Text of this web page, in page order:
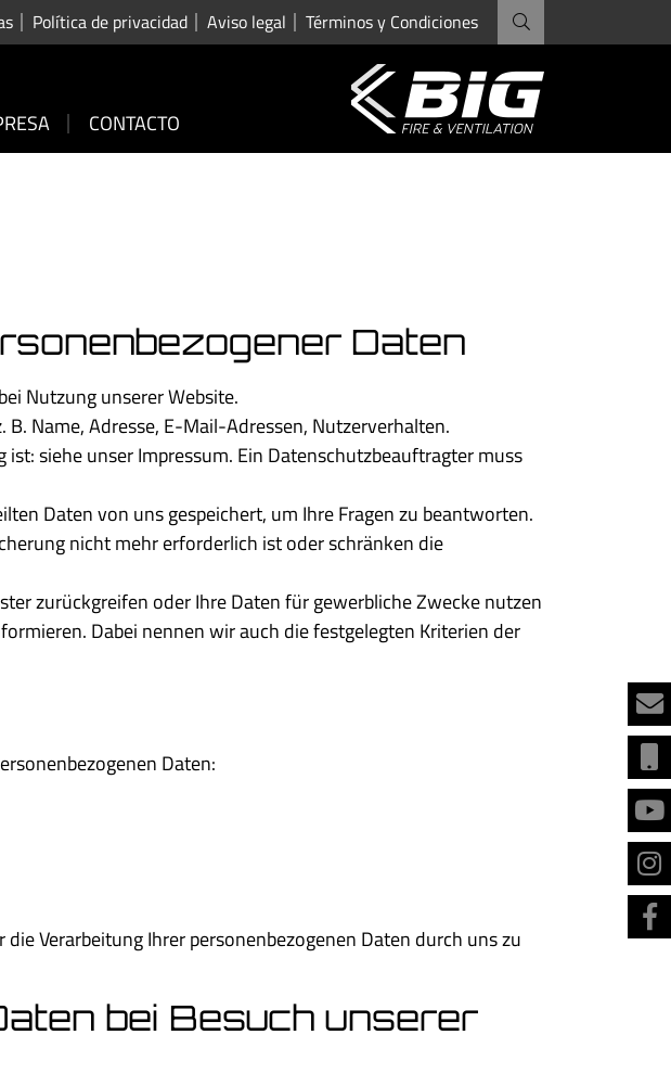
Política de privacidad Aviso legal Términos y Condiciones
CONTACTO
Daten
Nutzung unserer Website.
Name, Adresse, E-Mail-Adressen, Nutzerverhalten.
siehe unser Impressum. Ein Datenschutzbeauftragter muss
Daten von uns gespeichert, um Ihre Fragen zu beantworten.
nicht mehr erforderlich ist oder schränken die
zurückgreifen oder Ihre Daten für gewerbliche Zwecke nutzen
Dabei nennen wir auch die festgelegten Kriterien der
Daten:
Verarbeitung Ihrer personenbezogenen Daten durch uns zu
bei Besuch unserer